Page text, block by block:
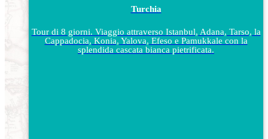
Turchia
Tour di 8 giorni. Viaggio attraverso Istanbul, Adana, Tarso, la
Cappadocia, Konia, Yalova, Efeso e Pamukkale con la
splendida cascata bianca pietrificata.